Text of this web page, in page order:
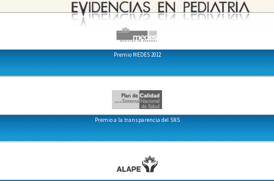
Premio MEDES 2012
Premio a la transparencia del SNS